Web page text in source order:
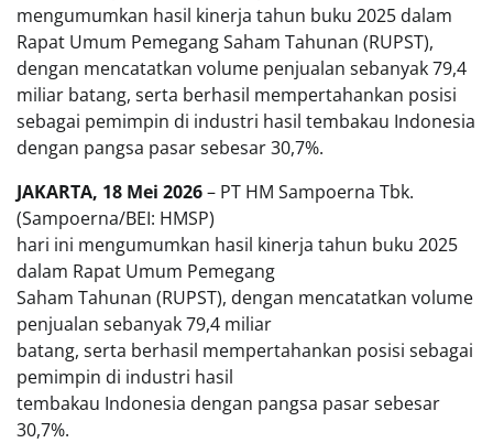
mengumumkan hasil kinerja tahun buku 2025 dalam
Rapat Umum Pemegang Saham Tahunan (RUPST),
dengan mencatatkan volume penjualan sebanyak 79,4
miliar batang, serta berhasil mempertahankan posisi
sebagai pemimpin di industri hasil tembakau Indonesia
dengan pangsa pasar sebesar 30,7%.
JAKARTA, 18 Mei 2026– PT HM Sampoerna Tbk.
(Sampoerna/BEI: HMSP)
hari ini mengumumkan hasil kinerja tahun buku 2025
dalam Rapat Umum Pemegang
Saham Tahunan (RUPST), dengan mencatatkan volume
penjualan sebanyak 79,4 miliar
batang, serta berhasil mempertahankan posisi sebagai
pemimpin di industri hasil
tembakau Indonesia dengan pangsa pasar sebesar
30,7%.